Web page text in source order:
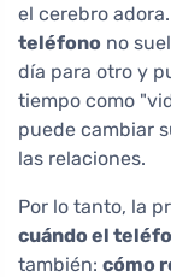
el cerebro
teléfono no
día para otro y
tiempo como
puede cambiar
las relaciones.
Por lo tanto, la
cuándo el
también: cómo